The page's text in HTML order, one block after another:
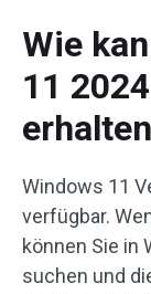
Wie
11
Windows 11
verfügbar.
können Sie in
suchen und